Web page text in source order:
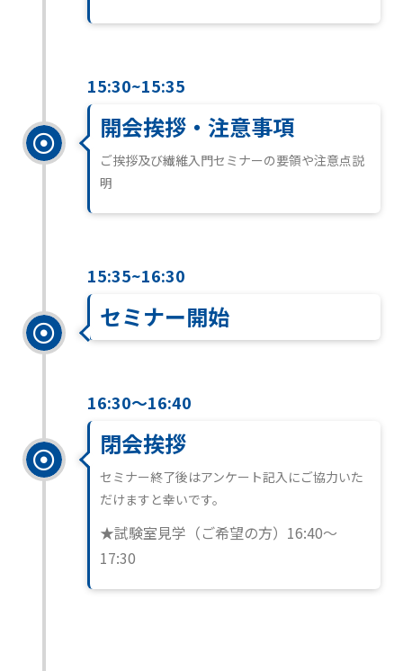
15:30~15:35
開会挨拶・注意事項
ご挨拶及び繊維入門セミナーの要領や注意点説
明
15:35~16:30
セミナー開始
16:30～16:40
閉会挨拶
セミナー終了後はアンケート記入にご協力いた
だけますと幸いです。
★試験室見学（ご希望の方）16:40～
17:30